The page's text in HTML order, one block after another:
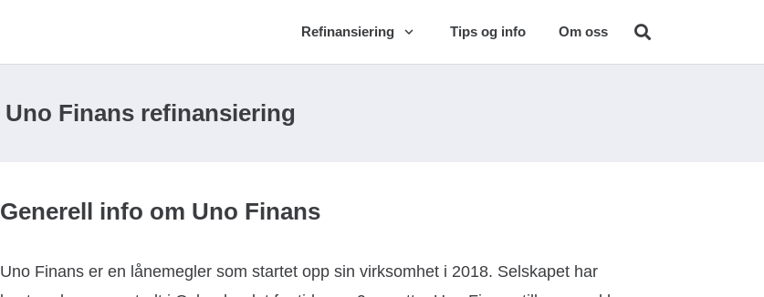
Refinansiering Tips og info Om oss
Uno Finans refinansiering
Generell info om Uno Finans
Uno Finans er en lånemegler som startet opp sin virksomhet i 2018. Selskapet har